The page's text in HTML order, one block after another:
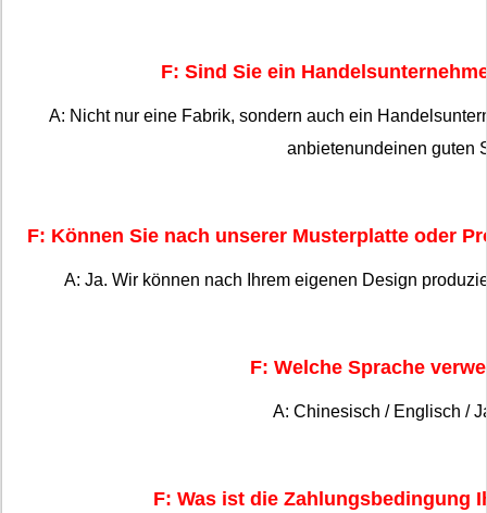
F: Sind Sie ein
A: Nicht nur eine Fabrik, sondern auch ein
anbietenundeinen guten
F: Können Sie nach unserer Musterplatte oder
A: Ja. Wir können nach Ihrem eigenen Design
F: Welche Sprache
A: Chinesisch / Englisch /
F: Was ist die Zahlungsbedingung